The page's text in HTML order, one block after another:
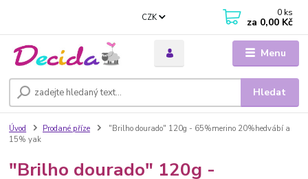
Menu
CZK
Hledat
0 ks
za 0,00 Kč
Úvod Prodané příze
"Brilho dourado" 120g - 65%merino 20%hedvábí a
15% yak
"Brilho dourado" 120g -